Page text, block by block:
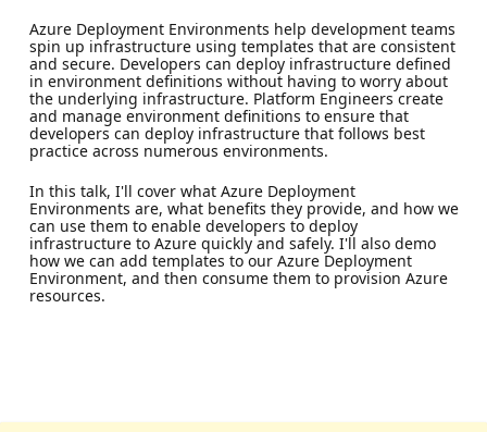
Azure Deployment Environments help development teams
spin up infrastructure using templates that are consistent
and secure. Developers can deploy infrastructure defined
in environment definitions without having to worry about
the underlying infrastructure. Platform Engineers create
and manage environment definitions to ensure that
developers can deploy infrastructure that follows best
practice across numerous environments.
In this talk, I'll cover what Azure Deployment
Environments are, what benefits they provide, and how we
can use them to enable developers to deploy
infrastructure to Azure quickly and safely. I'll also demo
how we can add templates to our Azure Deployment
Environment, and then consume them to provision Azure
resources.